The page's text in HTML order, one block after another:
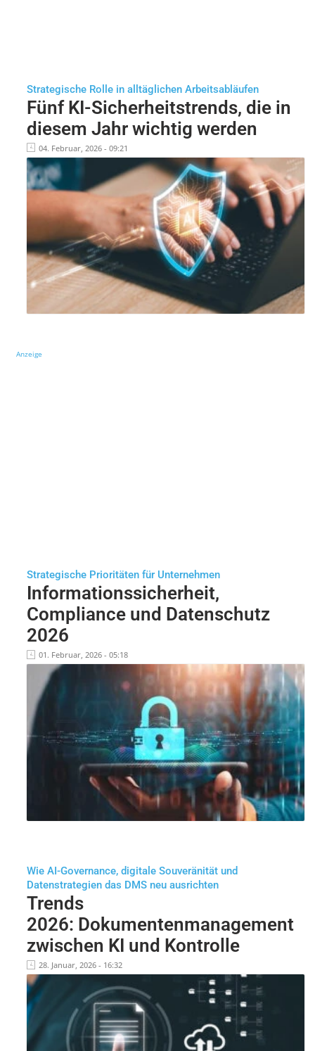
Strategische Rolle in alltäglichen Arbeitsabläufen
Fünf KI-Sicherheitstrends, die in
diesem Jahr wichtig werden
04. Februar, 2026 - 09:21
Anzeige
Strategische Prioritäten für Unternehmen
Informationssicherheit,
Compliance und Datenschutz
2026
01. Februar, 2026 - 05:18
Wie AI-Governance, digitale Souveränität und
Datenstrategien das DMS neu ausrichten
Trends
2026: Dokumentenmanagement
zwischen KI und Kontrolle
28. Januar, 2026 - 16:32